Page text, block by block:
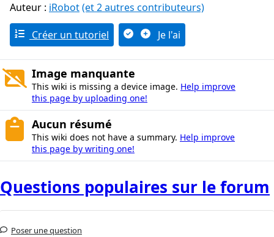
Auteur : iRobot(et 2 autres contributeurs)
Créer un tutoriel Je l'ai
Image manquante
This wiki is missing a device image. Help improve
this page by uploading one!
Aucun résumé
This wiki does not have a summary. Help improve
this page by writing one!
Questions populaires sur le forum
Poser une question